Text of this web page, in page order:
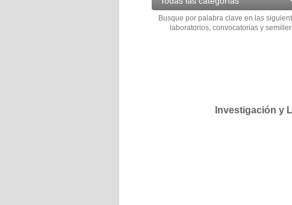
Busque por palabra clave en las
laboratorios, convocatorias y
Investigación y